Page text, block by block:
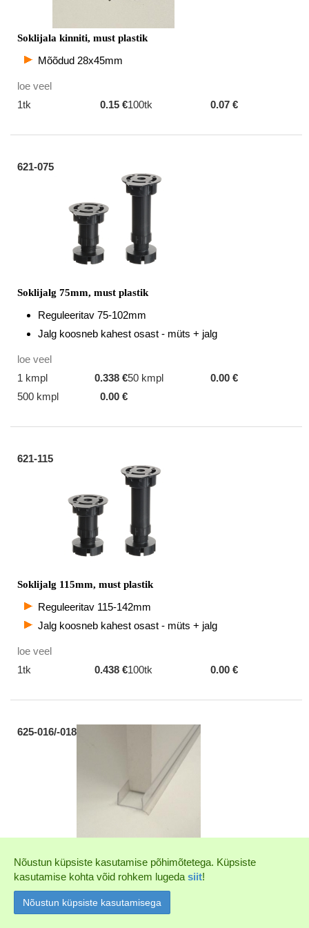
Soklijala kinniti, must plastik
Mõõdud 28x45mm
loe veel
1tk
0.15 €100tk 0.07 €
621-075
Soklijalg 75mm, must plastik
Reguleeritav 75-102mm
Jalg koosneb kahest osast - müts + jalg
loe veel
1 kmpl
0.338 €50 kmpl
0.00 €
500 kmpl
0.00 €
621-115
Soklijalg 115mm, must plastik
Reguleeritav 115-142mm
Jalg koosneb kahest osast - müts + jalg
loe veel
1tk
0.438 €100tk 0.00 €
625-016/-018
Min. kogus 3,0m
18mm kood 625-018
Nõustun küpsiste kasutamise põhimõtetega. Küpsiste
kasutamise kohta võid rohkem lugeda siit!